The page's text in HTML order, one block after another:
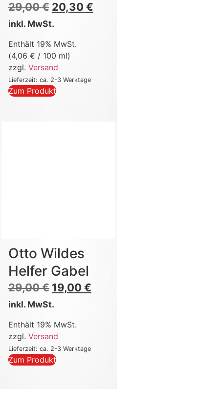
29,00€ 20,30 €
inkl. MwSt.
Enthält 19% MwSt.
(4,06 € / 100 ml)
zzgl. Versand
Lieferzeit: ca. 2-3 Werktage
Zum Produkt
Otto Wildes
Helfer Gabel
29,00€ 19,00 €
inkl. MwSt.
Enthält 19% MwSt.
zzgl. Versand
Lieferzeit: ca. 2-3 Werktage
Zum Produkt